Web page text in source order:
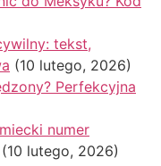
tekst,
(10 lutego, 2026)
Perfekcyjna
numer
(10 lutego, 2026)